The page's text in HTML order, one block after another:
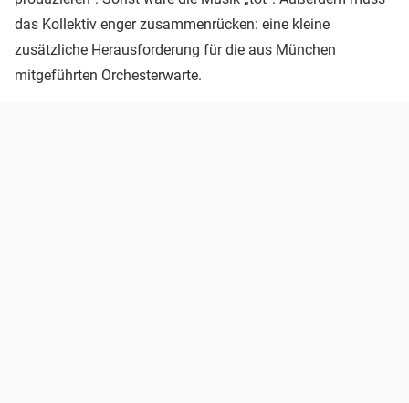
das Kollektiv enger zusammenrücken: eine kleine
zusätzliche Herausforderung für die aus München
mitgeführten Orchesterwarte.